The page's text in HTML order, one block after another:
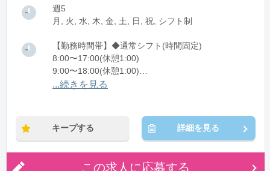
週5
月, 火, 水, 木, 金, 土, 日, 祝, シフト制
【勤務時間帯】◆通常シフト(時間固定)
8:00〜17:00(休憩1:00)
9:00〜18:00(休憩1:00)
10:00〜19:00(休憩1:00)
※残業：0〜10時間程度/月
...続きを見る
キープする 詳細を見る
この求人に応募する